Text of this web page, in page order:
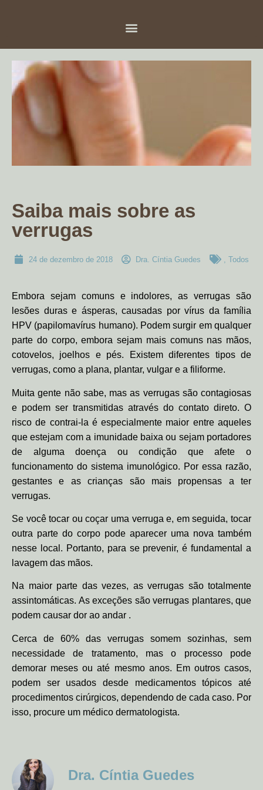
Saiba mais sobre as
verrugas
24 de dezembro de 2018 Dra. Cíntia Guedes Todos
Embora sejam comuns e indolores, as verrugas são
lesões duras e ásperas, causadas por vírus da família
HPV (papilomavírus humano). Podem surgir em qualquer
parte do corpo, embora sejam mais comuns nas mãos,
cotovelos, joelhos e pés. Existem diferentes tipos de
verrugas, como a plana, plantar, vulgar e a filiforme.
Muita gente não sabe, mas as verrugas são contagiosas
e podem ser transmitidas através do contato direto. O
risco de contrai-la é especialmente maior entre aqueles
que estejam com a imunidade baixa ou sejam portadores
de alguma doença ou condição que afete o
funcionamento do sistema imunológico. Por essa razão,
gestantes e as crianças são mais propensas a ter
verrugas.
Se você tocar ou coçar uma verruga e, em seguida, tocar
outra parte do corpo pode aparecer uma nova também
nesse local. Portanto, para se prevenir, é fundamental a
lavagem das mãos.
Na maior parte das vezes, as verrugas são totalmente
assintomáticas. As exceções são verrugas plantares, que
podem causar dor ao andar .
Cerca de 60% das verrugas somem sozinhas, sem
necessidade de tratamento, mas o processo pode
demorar meses ou até mesmo anos. Em outros casos,
podem ser usados desde medicamentos tópicos até
procedimentos cirúrgicos, dependendo de cada caso. Por
isso, procure um médico dermatologista.
Dra. Cíntia Guedes